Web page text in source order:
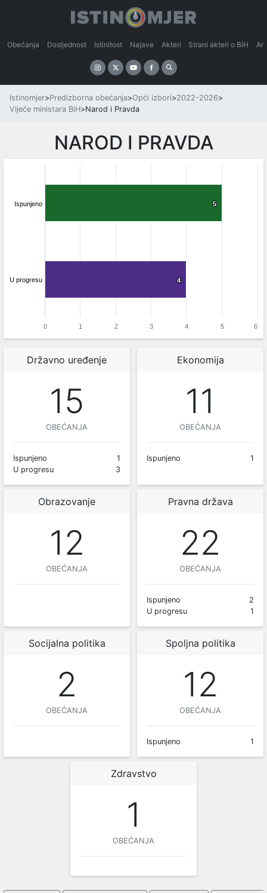
Obećanja Dosljednost Istinitost Najave Akteri Strani akteri o BiH
Istinomjer>Predizborna obećanja>Opći izbori>2022-2026>
Vijeće ministara BiH>Narod i Pravda
NAROD I PRAVDA
5
5
4
4
0 1 2 3 4 5 6
Ispunjeno
U progresu
Državno uređenje
15
OBEĆANJA
Ispunjeno
1
U progresu
3
Ekonomija
11
OBEĆANJA
Ispunjeno 1
Obrazovanje
12
OBEĆANJA
Pravna država
22
OBEĆANJA
Ispunjeno
2
U progresu
1
Socijalna politika
2
OBEĆANJA
Spoljna politika
12
OBEĆANJA
Ispunjeno 1
Zdravstvo
1
OBEĆANJA